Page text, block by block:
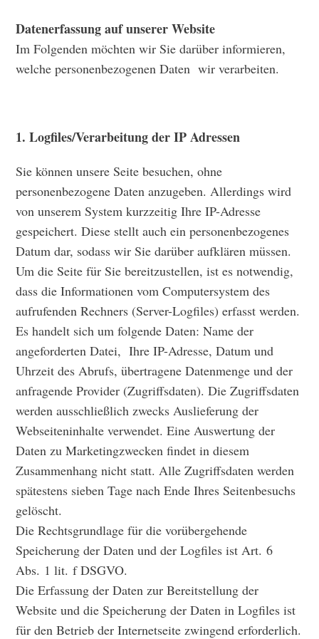
Datenerfassung auf unserer Website
Im Folgenden möchten wir Sie darüber informieren,
welche personenbezogenen Daten wir verarbeiten.
1. Logfiles/Verarbeitung der IP Adressen
Sie können unsere Seite besuchen, ohne
personenbezogene Daten anzugeben. Allerdings wird
von unserem System kurzzeitig Ihre IP-Adresse
gespeichert. Diese stellt auch ein personenbezogenes
Datum dar, sodass wir Sie darüber aufklären müssen.
Um die Seite für Sie bereitzustellen, ist es notwendig,
dass die Informationen vom Computersystem des
aufrufenden Rechners (Server-Logfiles) erfasst werden.
Es handelt sich um folgende Daten: Name der
angeforderten Datei, Ihre IP-Adresse, Datum und
Uhrzeit des Abrufs, übertragene Datenmenge und der
anfragende Provider (Zugriffsdaten). Die Zugriffsdaten
werden ausschließlich zwecks Auslieferung der
Webseiteninhalte verwendet. Eine Auswertung der
Daten zu Marketingzwecken findet in diesem
Zusammenhang nicht statt. Alle Zugriffsdaten werden
spätestens sieben Tage nach Ende Ihres Seitenbesuchs
gelöscht.
Die Rechtsgrundlage für die vorübergehende
Speicherung der Daten und der Logfiles ist Art. 6
Abs. 1 lit. f DSGVO.
Die Erfassung der Daten zur Bereitstellung der
Website und die Speicherung der Daten in Logfiles ist
für den Betrieb der Internetseite zwingend erforderlich.